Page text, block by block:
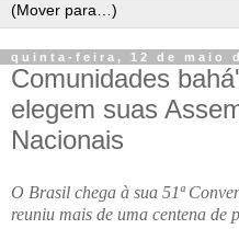
quinta-feira, 12 de maio
Comunidades
elegem suas
Nacionais
O Brasil chega à sua 51ª
reuniu mais de uma centena de